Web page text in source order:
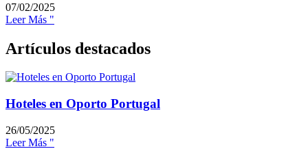
07/02/2025
Leer Más "
Artículos destacados
Hoteles en Oporto Portugal
26/05/2025
Leer Más "